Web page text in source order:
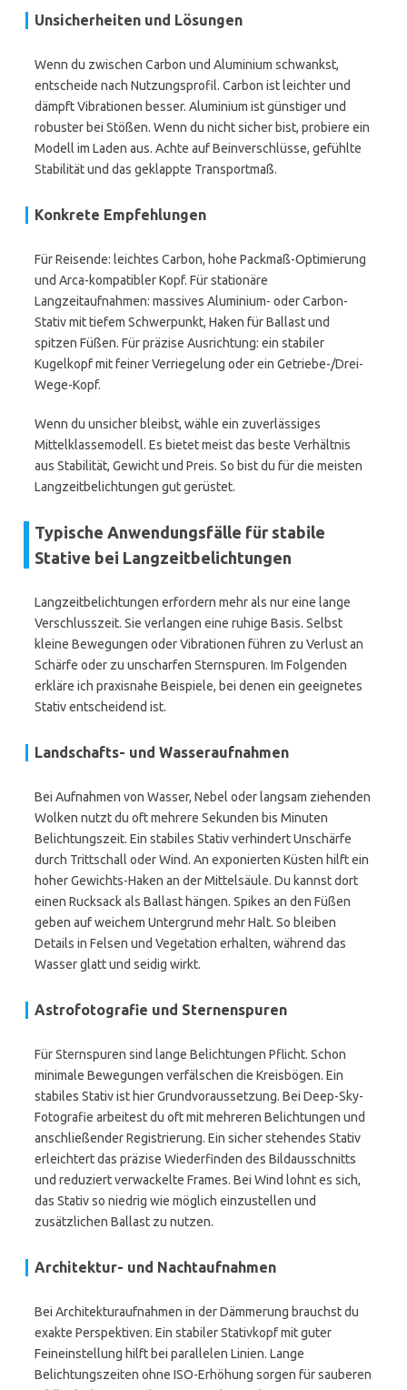
Unsicherheiten und Lösungen
Wenn du zwischen Carbon und Aluminium schwankst,
entscheide nach Nutzungsprofil. Carbon ist leichter und
dämpft Vibrationen besser. Aluminium ist günstiger und
robuster bei Stößen. Wenn du nicht sicher bist, probiere ein
Modell im Laden aus. Achte auf Beinverschlüsse, gefühlte
Stabilität und das geklappte Transportmaß.
Konkrete Empfehlungen
Für Reisende: leichtes Carbon, hohe Packmaß-Optimierung
und Arca-kompatibler Kopf. Für stationäre
Langzeitaufnahmen: massives Aluminium- oder Carbon-
Stativ mit tiefem Schwerpunkt, Haken für Ballast und
spitzen Füßen. Für präzise Ausrichtung: ein stabiler
Kugelkopf mit feiner Verriegelung oder ein Getriebe-/Drei-
Wege-Kopf.
Wenn du unsicher bleibst, wähle ein zuverlässiges
Mittelklassemodell. Es bietet meist das beste Verhältnis
aus Stabilität, Gewicht und Preis. So bist du für die meisten
Langzeitbelichtungen gut gerüstet.
Typische Anwendungsfälle für stabile
Stative bei Langzeitbelichtungen
Langzeitbelichtungen erfordern mehr als nur eine lange
Verschlusszeit. Sie verlangen eine ruhige Basis. Selbst
kleine Bewegungen oder Vibrationen führen zu Verlust an
Schärfe oder zu unscharfen Sternspuren. Im Folgenden
erkläre ich praxisnahe Beispiele, bei denen ein geeignetes
Stativ entscheidend ist.
Landschafts- und Wasseraufnahmen
Bei Aufnahmen von Wasser, Nebel oder langsam ziehenden
Wolken nutzt du oft mehrere Sekunden bis Minuten
Belichtungszeit. Ein stabiles Stativ verhindert Unschärfe
durch Trittschall oder Wind. An exponierten Küsten hilft ein
hoher Gewichts-Haken an der Mittelsäule. Du kannst dort
einen Rucksack als Ballast hängen. Spikes an den Füßen
geben auf weichem Untergrund mehr Halt. So bleiben
Details in Felsen und Vegetation erhalten, während das
Wasser glatt und seidig wirkt.
Astrofotografie und Sternenspuren
Für Sternspuren sind lange Belichtungen Pflicht. Schon
minimale Bewegungen verfälschen die Kreisbögen. Ein
stabiles Stativ ist hier Grundvoraussetzung. Bei Deep-Sky-
Fotografie arbeitest du oft mit mehreren Belichtungen und
anschließender Registrierung. Ein sicher stehendes Stativ
erleichtert das präzise Wiederfinden des Bildausschnitts
und reduziert verwackelte Frames. Bei Wind lohnt es sich,
das Stativ so niedrig wie möglich einzustellen und
zusätzlichen Ballast zu nutzen.
Architektur- und Nachtaufnahmen
Bei Architekturaufnahmen in der Dämmerung brauchst du
exakte Perspektiven. Ein stabiler Stativkopf mit guter
Feineinstellung hilft bei parallelen Linien. Lange
Belichtungszeiten ohne ISO-Erhöhung sorgen für sauberen